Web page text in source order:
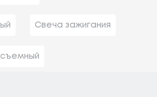
Свеча зажигания